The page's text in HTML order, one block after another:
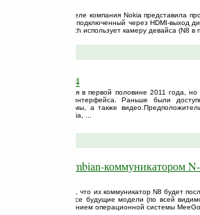
на прошлой неделе компания Nokia представила
преобразовать любой подключенный через HDMI-выход
Plug and Touch использует камеру девайса (N8 в
Symbian^4
ОС должны появится в первой половине 2011 года,
картинки интерфейса. Раньше были
операционной системы, а также
выпускать как Nokia, ...
последним Symbian-коммуникатором
подтвердила, что их коммуникатор N8 будет
на ОС Symbian. Все будущие модели (по всей
работать под управлением операционной системы